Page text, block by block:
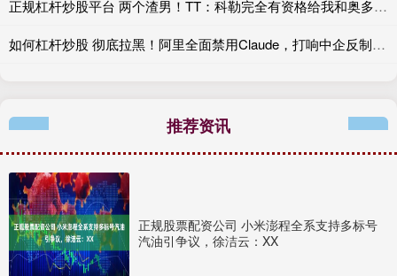
正规杠杆炒股平台 两个渣男！TT：科勒完全有资格给我和奥多姆一人来上几拳
如何杠杆炒股 彻底拉黑！阿里全面禁用Claude，打响中企反制美国AI“第一枪”
推荐资讯
正规股票配资公司 小米澎程全系支持多标号
汽油引争议，徐洁云：XX